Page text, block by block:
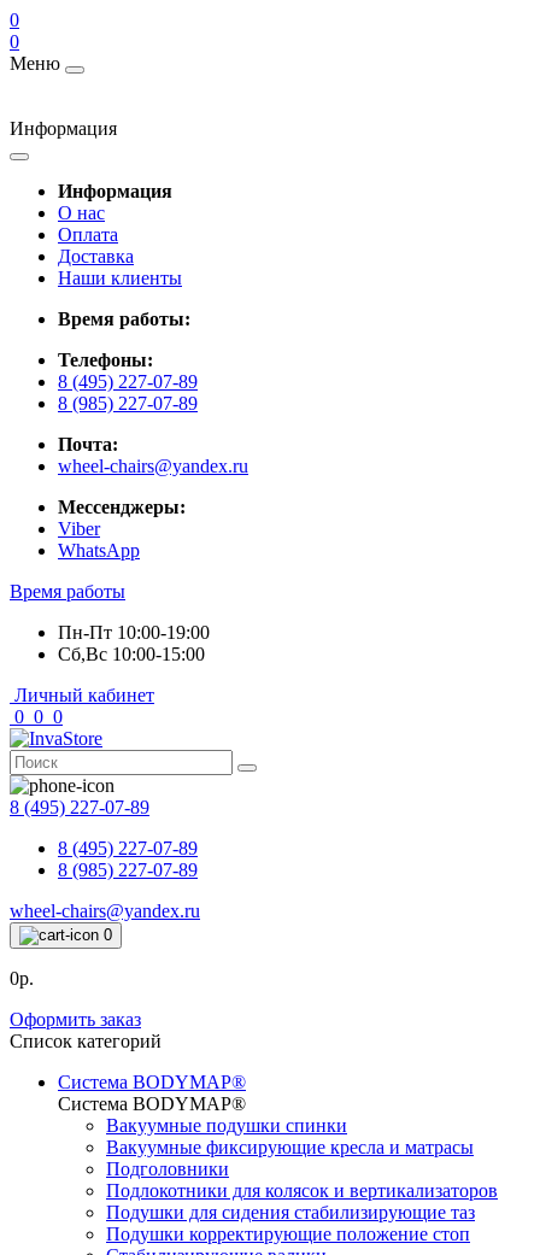
0
0
Меню
Информация
Информация
О нас
Оплата
Доставка
Наши клиенты
Время работы:
Телефоны:
8 (495) 227-07-89
8 (985) 227-07-89
Почта:
wheel-chairs@yandex.ru
Мессенджеры:
Viber
WhatsApp
Время работы
Пн-Пт 10:00-19:00
Сб,Вс 10:00-15:00
Личный кабинет
0 0 0
8 (495) 227-07-89
8 (495) 227-07-89
8 (985) 227-07-89
wheel-chairs@yandex.ru
0
0р.
Оформить заказ
Список категорий
Система BODYMAP®
Система BODYMAP®
Вакуумные подушки спинки
Вакуумные фиксирующие кресла и матрасы
Подголовники
Подлокотники для колясок и вертикализаторов
Подушки для сидения стабилизирующие таз
Подушки корректирующие положение стоп